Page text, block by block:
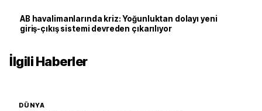
AB havalimanlarında kriz: Yoğunluktan dolayı yeni
giriş-çıkış sistemi devreden çıkarılıyor
İlgili Haberler
DÜNYA